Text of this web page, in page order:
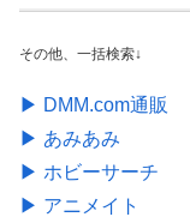
その他、一括検索↓
▶︎ DMM.com通販
▶︎ あみあみ
▶︎ ホビーサーチ
▶︎ アニメイト